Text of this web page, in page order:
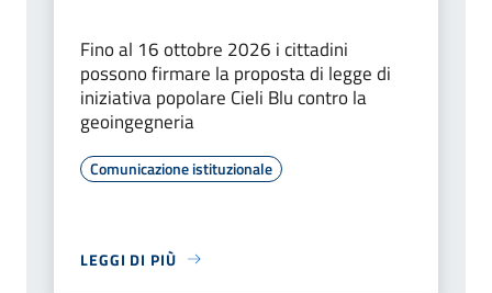
Fino al 16 ottobre 2026 i cittadini
possono firmare la proposta di legge di
iniziativa popolare Cieli Blu contro la
geoingegneria
Comunicazione istituzionale
LEGGI DI PIÙ